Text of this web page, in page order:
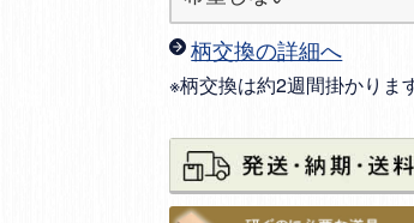
柄交換の詳細へ
※柄交換は約2週間掛かりま